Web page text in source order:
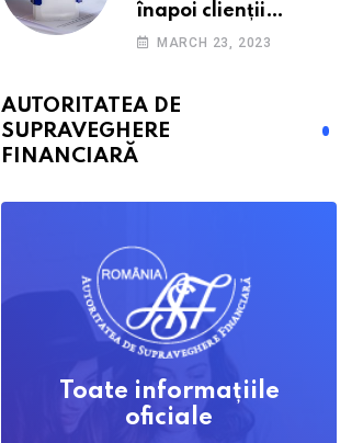
înapoi clienții
Euroins care
toate termenele
MARCH 23, 2023
AUTORITATEA DE
SUPRAVEGHERE
FINANCIARĂ
Toate informațiile
oficiale